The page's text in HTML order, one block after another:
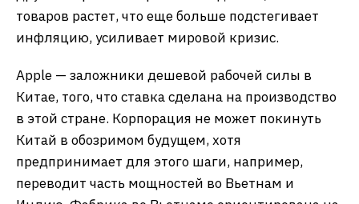
товаров растет, что еще больше подстегивает
инфляцию, усиливает мировой кризис.
Apple — заложники дешевой рабочей силы в
Китае, того, что ставка сделана на производство
в этой стране. Корпорация не может покинуть
Китай в обозримом будущем, хотя
предпринимает для этого шаги, например,
переводит часть мощностей во Вьетнам и